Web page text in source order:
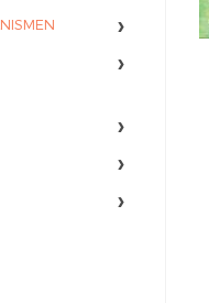
›
›
›
›
›